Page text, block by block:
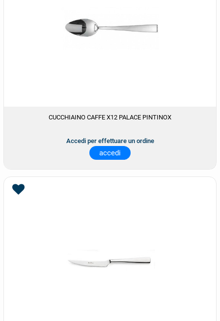
CUCCHIAINO CAFFE X12 PALACE PINTINOX
Accedi per effettuare un ordine
accedi